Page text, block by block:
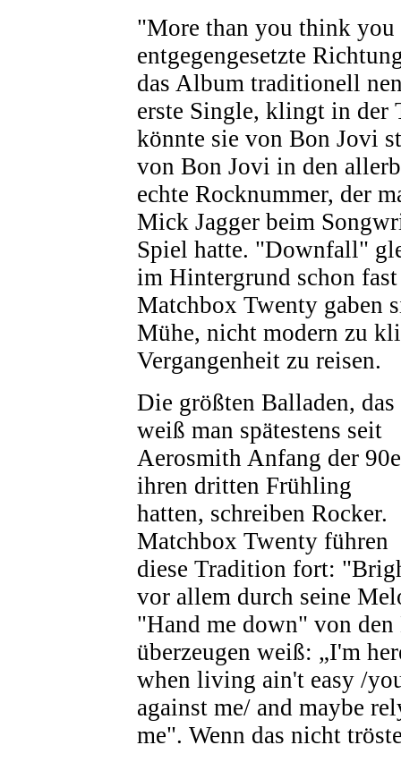
"More than you think you
entgegengesetzte
das Album traditionell
erste Single, klingt in der
könnte sie von Bon Jovi
von Bon Jovi in den
echte Rocknummer, der
Mick Jagger beim
Spiel hatte. "Downfall"
im Hintergrund schon
Matchbox Twenty gaben
Mühe, nicht modern zu
Vergangenheit zu reisen.
Die größten Balladen, das
weiß man spätestens seit
Aerosmith Anfang der
ihren dritten Frühling
hatten, schreiben Rocker.
Matchbox Twenty führen
diese Tradition fort:
vor allem durch seine
"Hand me down" von
überzeugen weiß: „I'm
when living ain't easy /
against me/ and maybe
me". Wenn das nicht